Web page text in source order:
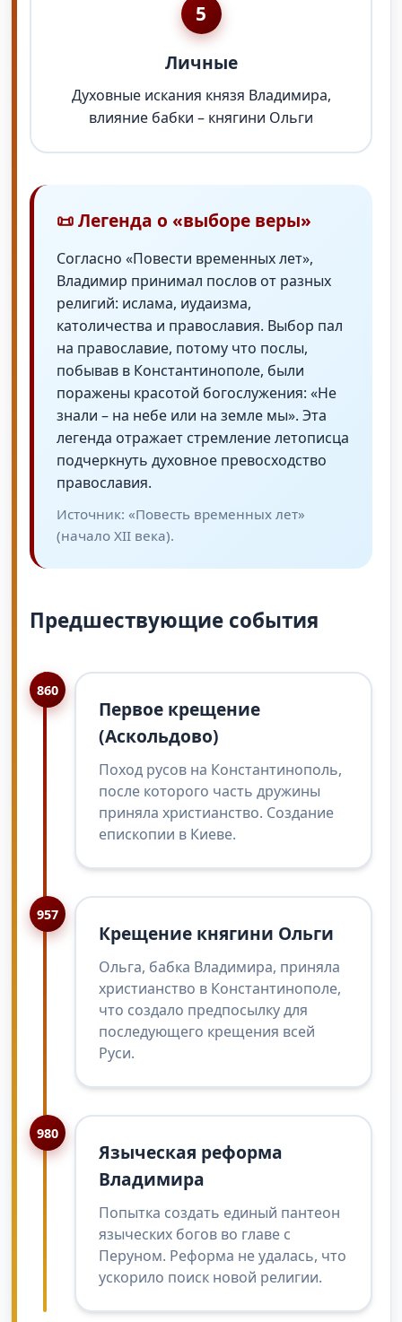
5
Личные
Духовные искания князя Владимира,
влияние бабки – княгини Ольги
📜 Легенда о «выборе веры»
Согласно «Повести временных лет»,
Владимир принимал послов от разных
религий: ислама, иудаизма,
католичества и православия. Выбор пал
на православие, потому что послы,
побывав в Константинополе, были
поражены красотой богослужения: «Не
знали – на небе или на земле мы». Эта
легенда отражает стремление летописца
подчеркнуть духовное превосходство
православия.
Источник: «Повесть временных лет»
(начало XII века).
Предшествующие события
860
Первое крещение
(Аскольдово)
Поход русов на Константинополь,
после которого часть дружины
приняла христианство. Создание
епископии в Киеве.
957
Крещение княгини Ольги
Ольга, бабка Владимира, приняла
христианство в Константинополе,
что создало предпосылку для
последующего крещения всей
Руси.
980
Языческая реформа
Владимира
Попытка создать единый пантеон
языческих богов во главе с
Перуном. Реформа не удалась, что
ускорило поиск новой религии.